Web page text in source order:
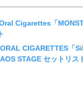
Cigarettes「
CIGARETTES「
STAGE セットリス